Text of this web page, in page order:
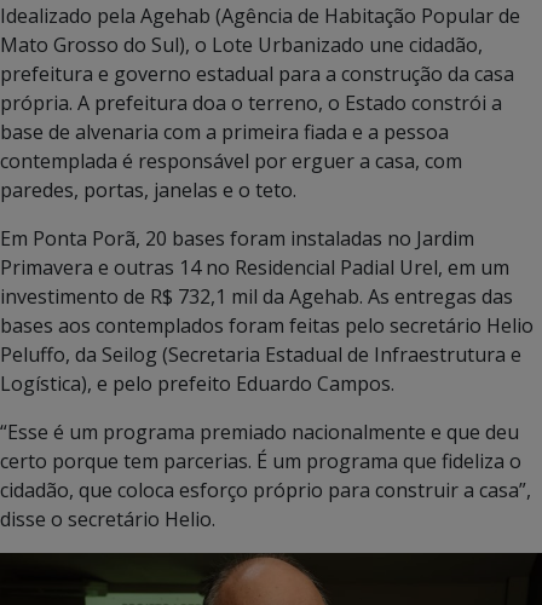
Idealizado pela Agehab (Agência de Habitação Popular de
Mato Grosso do Sul), o Lote Urbanizado une cidadão,
prefeitura e governo estadual para a construção da casa
própria. A prefeitura doa o terreno, o Estado constrói a
base de alvenaria com a primeira fiada e a pessoa
contemplada é responsável por erguer a casa, com
paredes, portas, janelas e o teto.
Em Ponta Porã, 20 bases foram instaladas no Jardim
Primavera e outras 14 no Residencial Padial Urel, em um
investimento de R$ 732,1 mil da Agehab. As entregas das
bases aos contemplados foram feitas pelo secretário Helio
Peluffo, da Seilog (Secretaria Estadual de Infraestrutura e
Logística), e pelo prefeito Eduardo Campos.
“Esse é um programa premiado nacionalmente e que deu
certo porque tem parcerias. É um programa que fideliza o
cidadão, que coloca esforço próprio para construir a casa”,
disse o secretário Helio.